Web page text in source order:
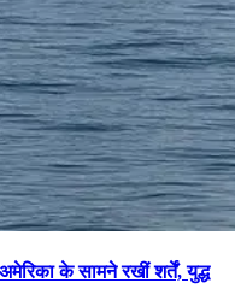
के सामने रखीं शर्तें, युद्ध